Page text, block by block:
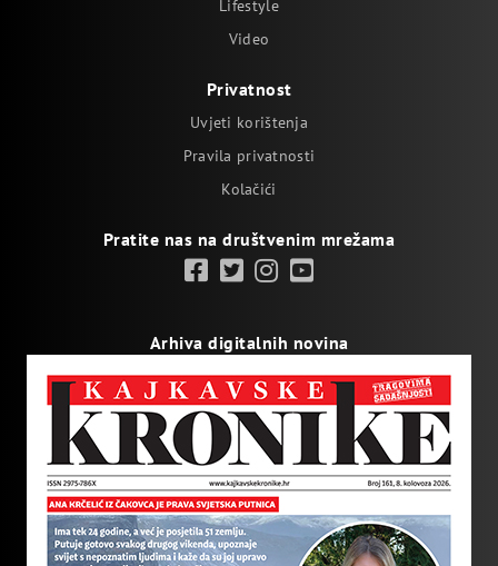
Lifestyle
Video
Privatnost
Uvjeti korištenja
Pravila privatnosti
Kolačići
Pratite nas na društvenim mrežama
Arhiva digitalnih novina